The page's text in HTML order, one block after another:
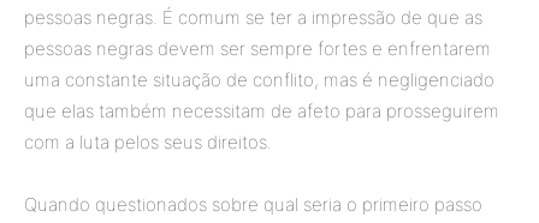
pessoas negras. É comum se ter a impressão de que as
pessoas negras devem ser sempre fortes e enfrentarem
uma constante situação de conflito, mas é negligenciado
que elas também necessitam de afeto para prosseguirem
com a luta pelos seus direitos.
Quando questionados sobre qual seria o primeiro passo